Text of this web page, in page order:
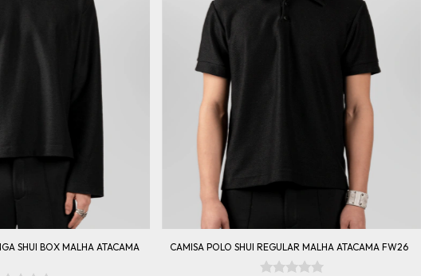
SHUI BOX MALHA ATACAMA
CAMISA POLO SHUI REGULAR MALHA ATACAMA FW26